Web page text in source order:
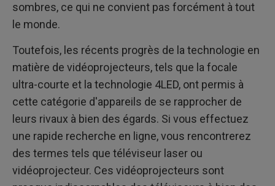
sombres, ce qui ne convient pas forcément à tout
le monde.
Toutefois, les récents progrès de la technologie en
matière de vidéoprojecteurs, tels que la focale
ultra-courte et la technologie 4LED, ont permis à
cette catégorie d'appareils de se rapprocher de
leurs rivaux à bien des égards. Si vous effectuez
une rapide recherche en ligne, vous rencontrerez
des termes tels que téléviseur laser ou
vidéoprojecteur. Ces vidéoprojecteurs sont